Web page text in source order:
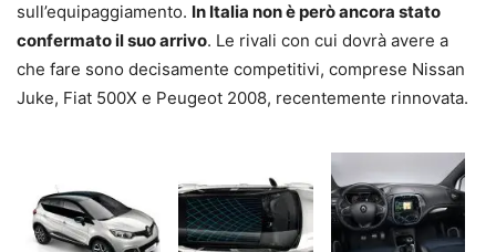
sull’equipaggiamento. In Italia non è però ancora stato
confermato il suo arrivo. Le rivali con cui dovrà avere a
che fare sono decisamente competitivi, comprese Nissan
Juke, Fiat 500X e Peugeot 2008, recentemente rinnovata.